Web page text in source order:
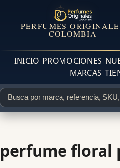
PERFUMES
COLOMBIA
INICIO PROMOCIONES
MARCAS
perfume floral